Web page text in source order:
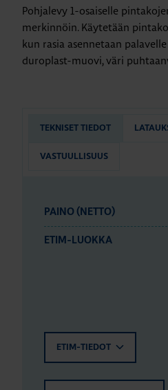
Pohjalevy 1-osaiselle
merkinnöin. Käytetään
kun rasia asennetaan
duroplast-muovi, väri
TEKNISET TIEDOT
VASTUULLISUUS
PAINO (NETTO)
ETIM-LUOKKA
ETIM-TIEDOT